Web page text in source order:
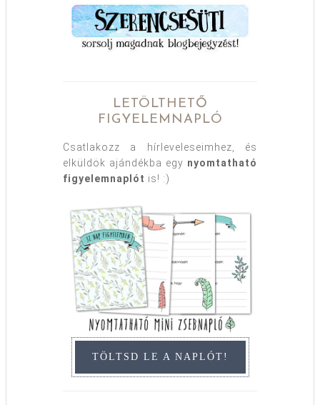
LETÖLTHETŐ
FIGYELEMNAPLÓ
Csatlakozz a hírleveleseimhez, és
elküldök ajándékba egy nyomtatható
figyelemnaplót is! :)
TÖLTSD LE A NAPLÓT!